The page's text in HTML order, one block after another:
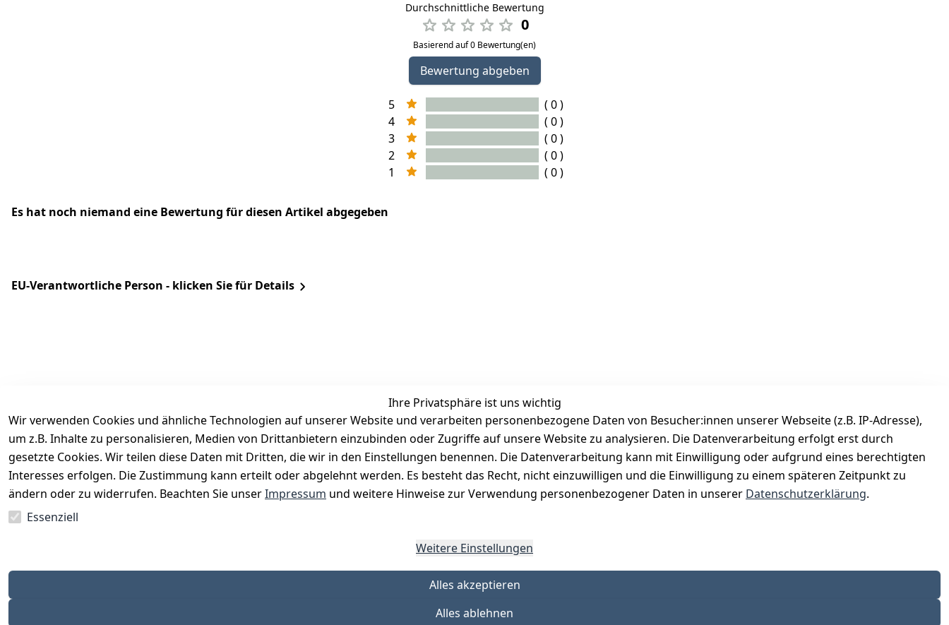
Durchschnittliche Bewertung
0
Basierend auf 0 Bewertung(en)
Bewertung abgeben
5
( 0 )
4
( 0 )
3
( 0 )
2
( 0 )
1
( 0 )
Es hat noch niemand eine Bewertung für diesen Artikel abgegeben
EU-Verantwortliche Person - klicken Sie für Details
Ihre Privatsphäre ist uns wichtig
Wir verwenden Cookies und ähnliche Technologien auf unserer Website und verarbeiten personenbezogene Daten von Besucher:innen unserer Webseite (z.B. IP-Adresse),
um z.B. Inhalte zu personalisieren, Medien von Drittanbietern einzubinden oder Zugriffe auf unsere Website zu analysieren. Die Datenverarbeitung erfolgt erst durch
gesetzte Cookies. Wir teilen diese Daten mit Dritten, die wir in den Einstellungen benennen. Die Datenverarbeitung kann mit Einwilligung oder aufgrund eines berechtigten
Interesses erfolgen. Die Zustimmung kann erteilt oder abgelehnt werden. Es besteht das Recht, nicht einzuwilligen und die Einwilligung zu einem späteren Zeitpunkt zu
ändern oder zu widerrufen. Beachten Sie unserImpressum und weitere Hinweise zur Verwendung personenbezogener Daten in unserer Datenschutzerklärung.
Essenziell
Weitere Einstellungen
Alles akzeptieren
Alles ablehnen
Rechtliches
AGB
Impressum
Barrierefreiheitserklärung
Services
Kontakt
Registrieren
Katalog
Zahlungsmöglichkeiten
Vorkasse
PayPal
Versanddienstleister
Österreichische Post